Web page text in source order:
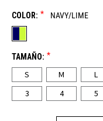
COLOR: * NAVY/LIME
TAMAÑO: *
S M L
3
4 5